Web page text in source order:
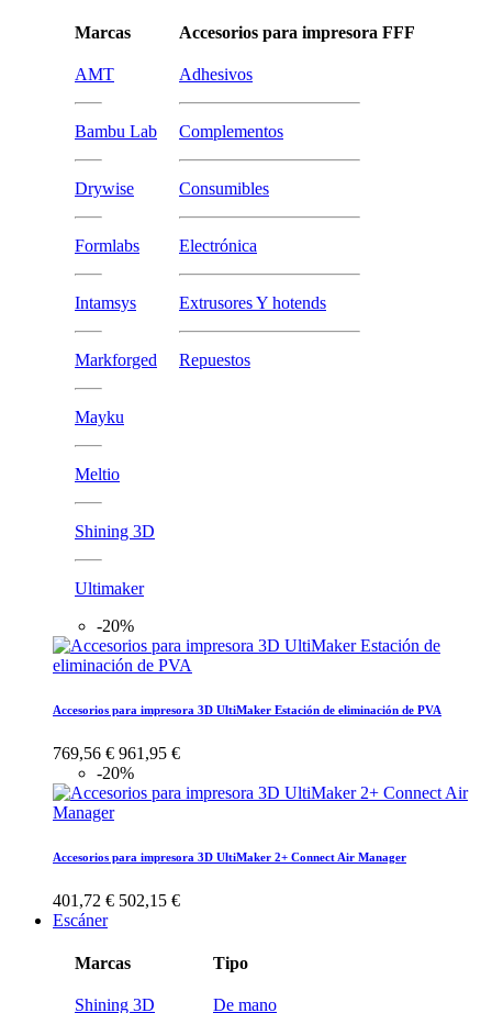
Marcas
AMT
Bambu Lab
Drywise
Formlabs
Intamsys
Markforged
Mayku
Meltio
Shining 3D
Ultimaker
Accesorios para impresora FFF
Adhesivos
Complementos
Consumibles
Electrónica
Extrusores Y hotends
Repuestos
-20%
Accesorios para impresora 3D UltiMaker Estación de eliminación de PVA
769,56 € 961,95 €
-20%
Accesorios para impresora 3D UltiMaker 2+ Connect Air Manager
401,72 € 502,15 €
Escáner
Marcas
Shining 3D
Tipo
De mano